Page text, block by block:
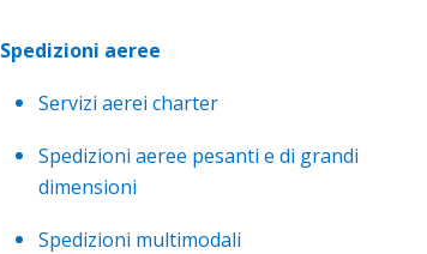
Spedizioni aeree
Servizi aerei charter
Spedizioni aeree pesanti e di grandi
dimensioni
Spedizioni multimodali